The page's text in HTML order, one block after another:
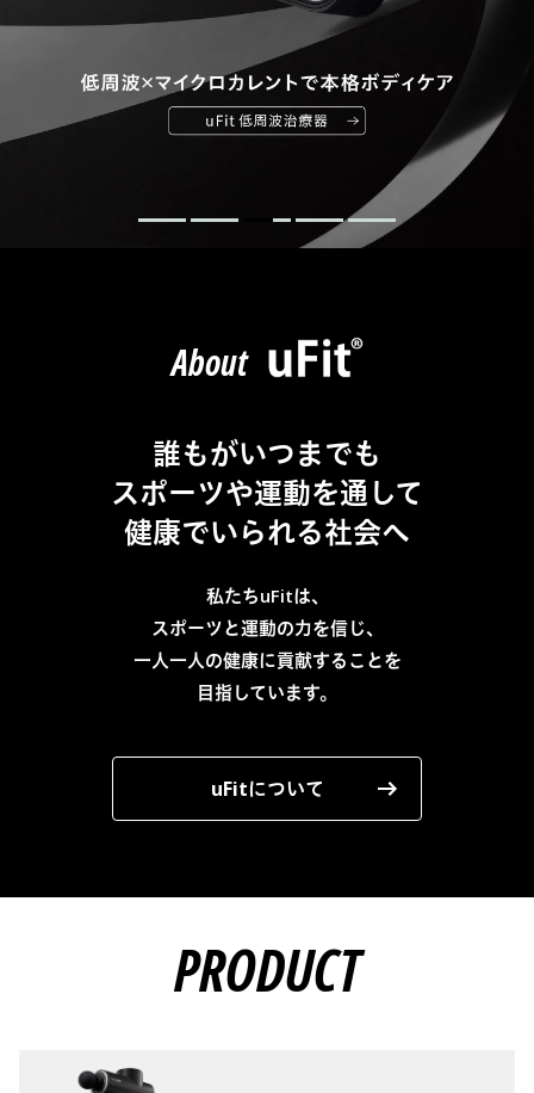
About
誰もがいつまでも
スポーツや運動を通して
健康でいられる社会へ
私たちuFitは、
スポーツと運動の力を信じ、
一人一人の健康に貢献することを
目指しています。
uFitについて
PRODUCT